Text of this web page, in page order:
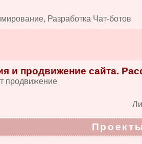
Разработка Чат-ботов
и продвижение сайта.
продвижение